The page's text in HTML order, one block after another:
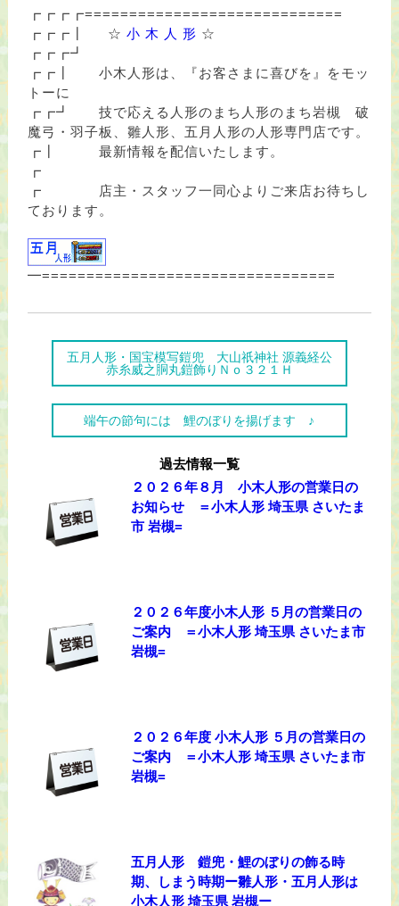
┏┏┏┏=============================
┏┏┏┃
☆ 小 木 人 形 ☆
┏┏┏┛
┏┏┃ 小木人形は、『お客さまに喜びを』をモッ
トーに
┏┏┛ 技で応える人形のまち人形のまち岩槻 破
魔弓・羽子板、雛人形、五月人形の人形専門店です。
┏┃ 最新情報を配信いたします。
┏
┏ 店主・スタッフ一同心よりご来店お待ちし
ております。
━=================================
五月人形・国宝模写鎧兜 大山祇神社 源義経公
赤糸威之胴丸鎧飾りＮｏ３２１Ｈ
端午の節句には 鯉のぼりを揚げます ♪
過去情報一覧
２０２６年８月 小木人形の営業日の
お知らせ ＝小木人形 埼玉県 さいたま
市 岩槻=
２０２６年度小木人形 ５月の営業日の
ご案内 ＝小木人形 埼玉県 さいたま市
岩槻=
２０２６年度 小木人形 ５月の営業日の
ご案内 ＝小木人形 埼玉県 さいたま市
岩槻=
五月人形 鎧兜・鯉のぼりの飾る時
期、しまう時期ー雛人形・五月人形は
小木人形 埼玉県 岩槻ー